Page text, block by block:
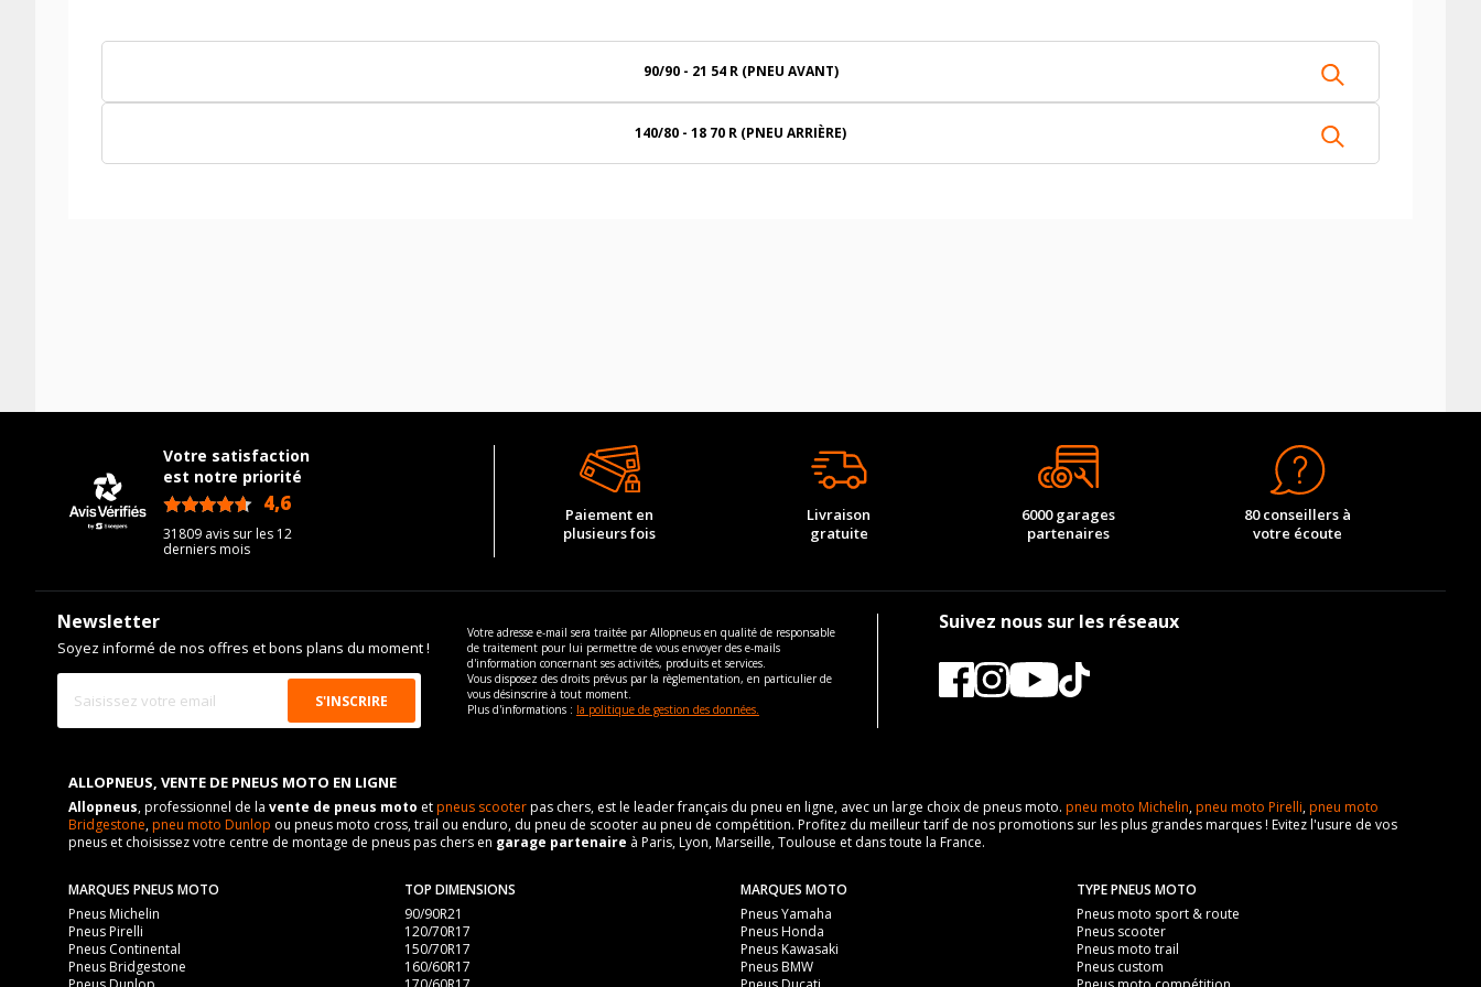
90/90 - 21 54 R (PNEU AVANT)
140/80 - 18 70 R (PNEU ARRIÈRE)
Votre satisfaction
est notre priorité
4,6
31809 avis sur les 12
derniers mois
Paiement en
plusieurs fois
Livraison
gratuite
6000 garages
partenaires
80 conseillers à
votre écoute
Newsletter
Soyez informé de nos offres et bons plans du moment !
Votre adresse e-mail sera traitée par Allopneus en qualité de responsable
de traitement pour lui permettre de vous envoyer des e-mails
d'information concernant ses activités, produits et services.
Vous disposez des droits prévus par la règlementation, en particulier de
vous désinscrire à tout moment.
Plus d'informations : la politique de gestion des données.
Suivez nous sur les réseaux
ALLOPNEUS, VENTE DE PNEUS MOTO EN LIGNE
Allopneus, professionnel de la vente de pneus moto etpneus scooterpas chers, est le leader français du pneu en ligne, avec un large choix de pneus moto. pneu moto Michelin,pneu moto Pirelli,pneu moto
Bridgestone,pneu moto Dunlop ou pneus moto cross, trail ou enduro, du pneu de scooter au pneu de compétition. Profitez du meilleur tarif de nos promotions sur les plus grandes marques ! Evitez l'usure de vos
pneus et choisissez votre centre de montage de pneus pas chers en garage partenaire à Paris, Lyon, Marseille, Toulouse et dans toute la France.
MARQUES PNEUS MOTO
Pneus Michelin
Pneus Pirelli
Pneus Continental
Pneus Bridgestone
TOP DIMENSIONS
90/90R21
120/70R17
150/70R17
160/60R17
MARQUES MOTO
Pneus Yamaha
Pneus Honda
Pneus Kawasaki
Pneus BMW
TYPE PNEUS MOTO
Pneus moto sport & route
Pneus scooter
Pneus moto trail
Pneus custom